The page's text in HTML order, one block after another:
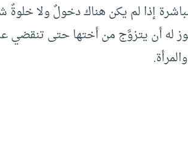
إذا لم يكن هناك دخولٌ ولا
له أن يتزوَّج من أختها حتى تنقضي